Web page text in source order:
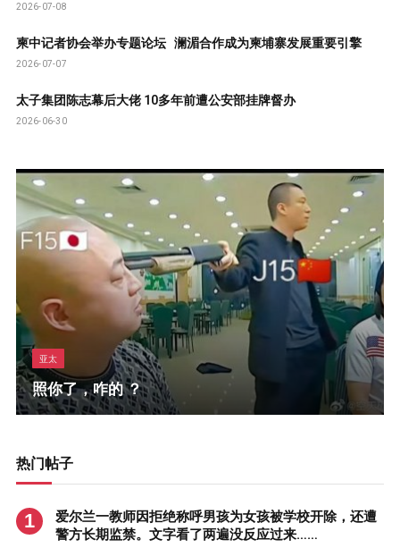
2026-07-08
柬中记者协会举办专题论坛 澜湄合作成为柬埔寨发展重要引擎
2026-07-07
太子集团陈志幕后大佬 10多年前遭公安部挂牌督办
2026-06-30
亚太
照你了，咋的 ？
热门帖子
爱尔兰一教师因拒绝称呼男孩为女孩被学校开除，还遭
警方长期监禁。文字看了两遍没反应过来……